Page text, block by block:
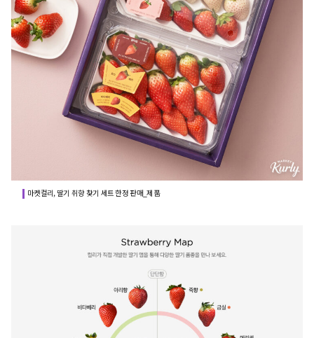
마켓컬리, 딸기 취향 찾기 세트 한정 판매_제품